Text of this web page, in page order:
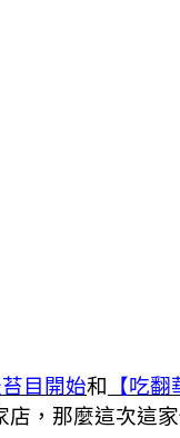
目開始和 【吃
，那麼這次這